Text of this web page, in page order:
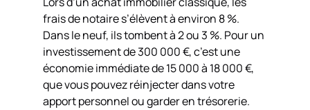
frais de notaire s’élèvent à environ 8 %.
Dans le neuf, ils tombent à 2 ou 3 %. Pour un
investissement de 300 000 €, c’est une
économie immédiate de 15 000 à 18 000 €,
que vous pouvez réinjecter dans votre
apport personnel ou garder en trésorerie.